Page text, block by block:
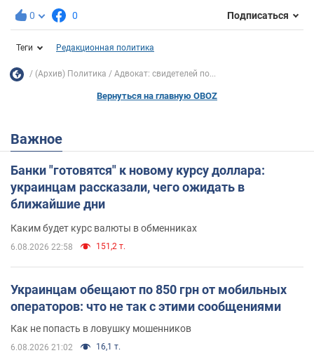
0 0 Подписаться
Теги Редакционная политика
(Архив) Политика Адвокат: свидетелей по...
Вернуться на главную OBOZ
Важное
Банки "готовятся" к новому курсу доллара:
украинцам рассказали, чего ожидать в
ближайшие дни
Каким будет курс валюты в обменниках
6.08.2026 22:58 151,2 т.
Украинцам обещают по 850 грн от мобильных
операторов: что не так с этими сообщениями
Как не попасть в ловушку мошенников
6.08.2026 21:02 16,1 т.